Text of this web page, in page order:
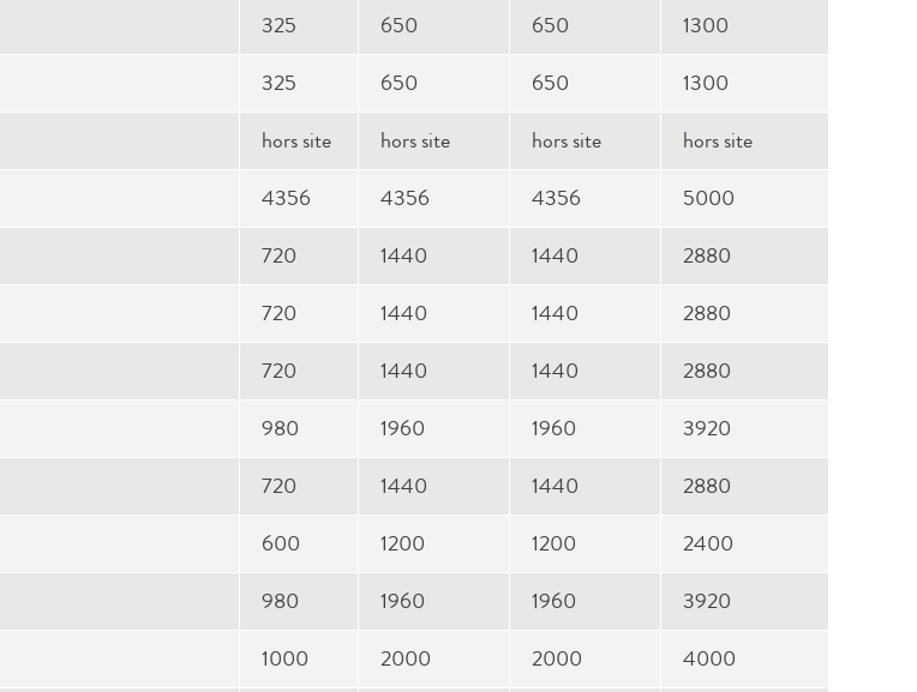
325 650 650
1300
325 650 650
1300
hors site hors site hors site
hors site
4356 4356 4356
5000
720 1440 1440
2880
720 1440 1440
2880
720 1440 1440
2880
980 1960 1960
3920
720 1440 1440
2880
600 1200 1200
2400
980 1960 1960
3920
1000 2000 2000
4000